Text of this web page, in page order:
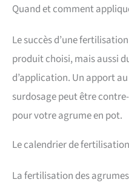
Quand et comment
Le succès d’une
produit choisi, mais aussi
d’application. Un apport
surdosage peut être
pour votre agrume en pot.
Le calendrier de fertilisation
La fertilisation des